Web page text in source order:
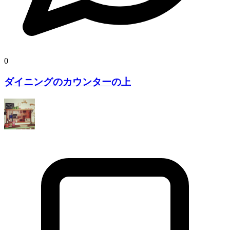
0
ダイニングのカウンターの上